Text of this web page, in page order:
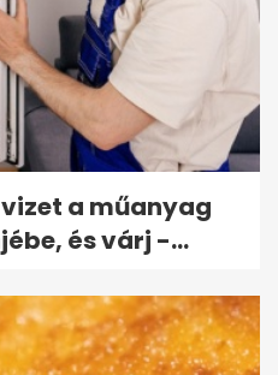
a műanyag
és várj -...